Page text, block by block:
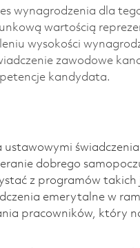
wynagrodzenia dla
wartością
wysokości
zawodowe
kandydata.
ustawowymi
dobrego
z programów
emerytalne w
pracowników, który